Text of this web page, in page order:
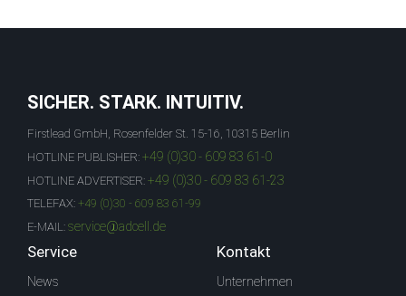
SICHER. STARK. INTUITIV.
Firstlead GmbH, Rosenfelder St. 15-16, 10315 Berlin
HOTLINE PUBLISHER: +49 (0)30 - 609 83 61-0
HOTLINE ADVERTISER: +49 (0)30 - 609 83 61-23
TELEFAX: +49 (0)30 - 609 83 61-99
E-MAIL: service@adcell.de
Service
News
Kontakt
Unternehmen